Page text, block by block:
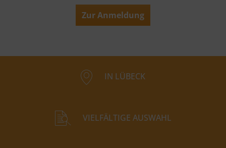
Zur Anmeldung
IN LÜBECK
VIELFÄLTIGE AUSWAHL